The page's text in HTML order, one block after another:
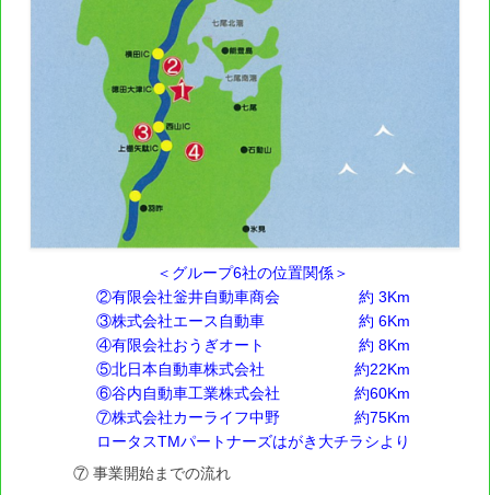
共済・クレジット
「てんけん安心見舞金」制度
特定退職金共済
中央会バリュー倶楽部
（株）日本トリム社製「電解水素水整水器」
大阪整振 八尾柏原地区会 活性化好事例(市民参
加型の音楽イベント及びクリスマスジャズコンサー
トの開催)
株式会社片山モータース 大感謝祭
岡山県自動車整備商工組合青年部
＜グループ6社の位置関係＞
②有限会社釡井自動車商会
約 3Km
③株式会社エース自動車
約 6Km
④有限会社おうぎオート
約 8Km
⑤北日本自動車株式会社
約22Km
⑥谷内自動車工業株式会社
約60Km
⑦株式会社カーライフ中野
約75Km
ロータスTMパートナーズはがき大チラシより
⑦ 事業開始までの流れ